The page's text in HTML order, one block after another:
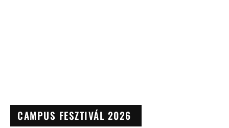
CAMPUS FESZTIVÁL 2026